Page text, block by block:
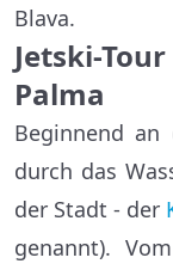
Blava.
Jetski-
Palma
Beginnend
durch das
der Stadt - der
genannt).